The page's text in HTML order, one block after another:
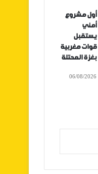
أول مشروع
أمني
يستقبل
قوات مغربية
بغزة المحتلة
06/08/2026